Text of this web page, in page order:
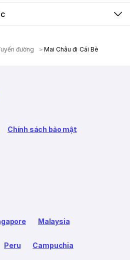
đường Mai Châu đi Cái Bè
Chính sách bảo mật
Malaysia
Peru Campuchia